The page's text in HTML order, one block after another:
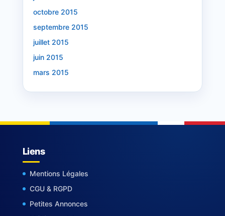
octobre 2015
septembre 2015
juillet 2015
juin 2015
mars 2015
Liens
Mentions Légales
CGU & RGPD
Petites Annonces